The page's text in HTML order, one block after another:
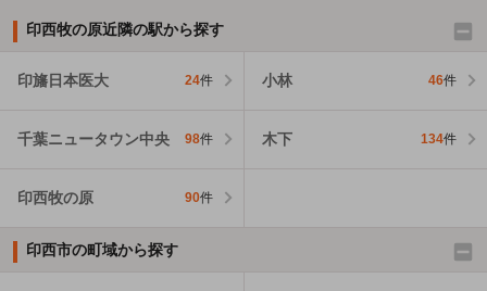
印西牧の原近隣の駅から探す
印旛日本医大 24件 小林 46件
千葉ニュータウン中央 98件 木下 134件
印西牧の原 90件
印西市の町域から探す